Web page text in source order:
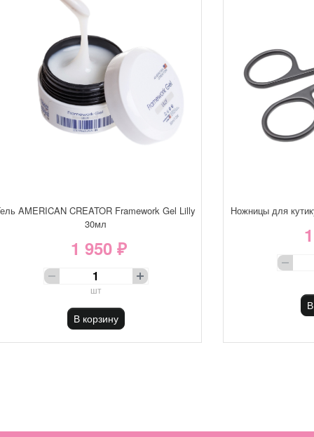
AMERICAN CREATOR Framework Gel Lilly
30мл
1 950 ₽
шт
В корзину
Ножницы для